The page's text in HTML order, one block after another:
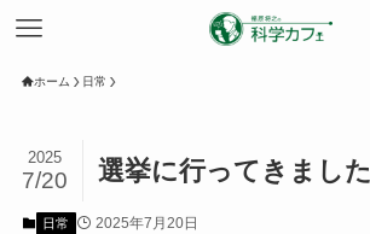
ホーム 日常
選挙に行ってきました
2025
7/20
日常 2025年7月20日